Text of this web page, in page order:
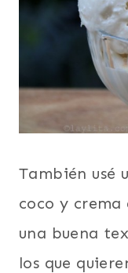
También usé
coco y
una buena
los que